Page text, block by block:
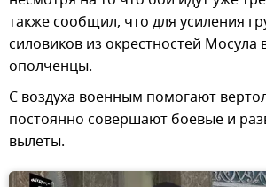
также сообщил, что для усиления
силовиков из окрестностей Мосула
ополченцы.
С воздуха военным помогают
постоянно совершают боевые и
вылеты.